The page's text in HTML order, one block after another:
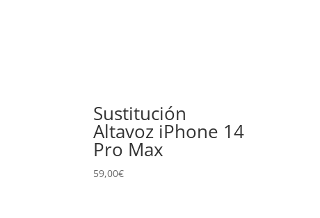
Sustitución
Altavoz iPhone 14
Pro Max
59,00€